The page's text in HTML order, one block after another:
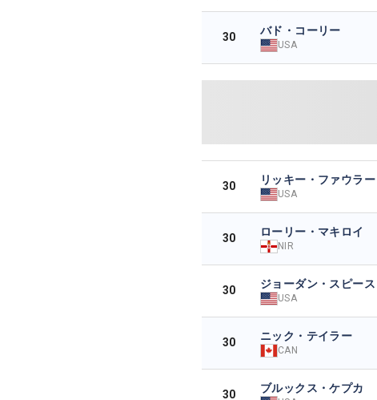
30 バド・コーリー
USA
30 リッキー・ファウラー
USA
30 ローリー・マキロイ
NIR
30 ジョーダン・スピース
USA
30 ニック・テイラー
CAN
30 ブルックス・ケプカ